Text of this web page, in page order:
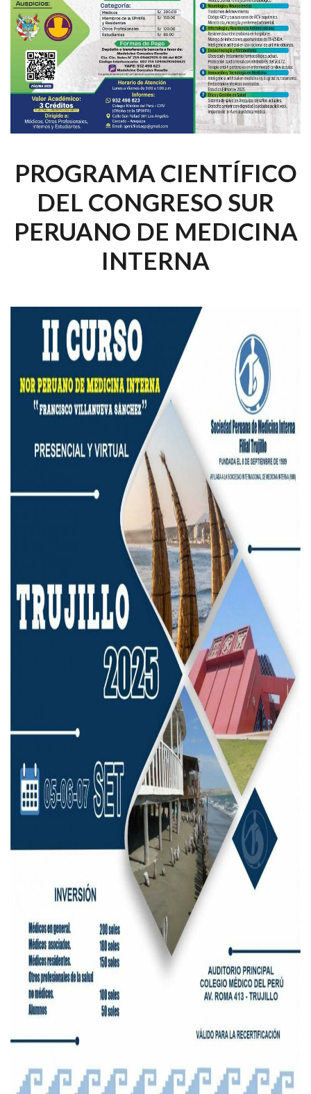
PROGRAMA CIENTÍFICO
DEL CONGRESO SUR
PERUANO DE MEDICINA
INTERNA